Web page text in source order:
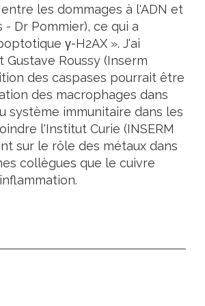
les dommages à l'ADN et
Dr Pommier), ce qui a
γ-H2AX ». J'ai
Roussy (Inserm
des caspases pourrait être
des macrophages dans
système immunitaire dans les
l'Institut Curie (INSERM
sur le rôle des métaux dans
collègues que le cuivre